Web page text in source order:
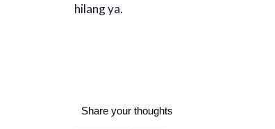
hilang ya.
Share your thoughts